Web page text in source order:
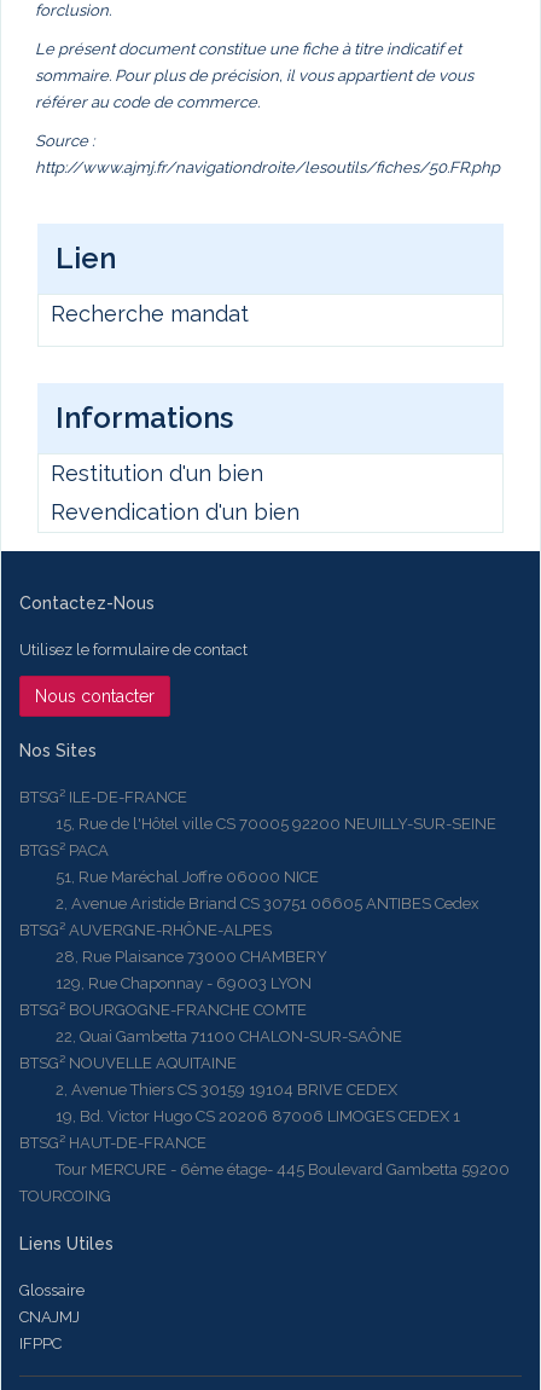
forclusion.
Le présent document constitue une fiche à titre indicatif et
sommaire. Pour plus de précision, il vous appartient de vous
référer au code de commerce.
Source :
http://www.ajmj.fr/navigationdroite/lesoutils/fiches/50.FR.php
Lien
Recherche mandat
Informations
Restitution d'un bien
Revendication d'un bien
Contactez-Nous
Utilisez le formulaire de contact
Nous contacter
Nos Sites
BTSG² ILE-DE-FRANCE
15, Rue de l'Hôtel ville CS 70005 92200 NEUILLY-SUR-SEINE
BTGS² PACA
51, Rue Maréchal Joffre 06000 NICE
2, Avenue Aristide Briand CS 30751 06605 ANTIBES Cedex
BTSG² AUVERGNE-RHÔNE-ALPES
28, Rue Plaisance 73000 CHAMBERY
129, Rue Chaponnay - 69003 LYON
BTSG² BOURGOGNE-FRANCHE COMTE
22, Quai Gambetta 71100 CHALON-SUR-SAÔNE
BTSG² NOUVELLE AQUITAINE
2, Avenue Thiers CS 30159 19104 BRIVE CEDEX
19, Bd. Victor Hugo CS 20206 87006 LIMOGES CEDEX 1
BTSG² HAUT-DE-FRANCE
Tour MERCURE - 6ème étage- 445 Boulevard Gambetta 59200
TOURCOING
Liens Utiles
Glossaire
CNAJMJ
IFPPC